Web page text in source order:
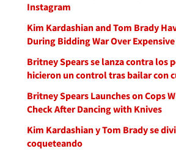
Instagram
Kim Kardashian and Tom Brady
During Bidding War Over
Britney Spears se lanza contra los
hicieron un control tras bailar con
Britney Spears Launches on Cops
Check After Dancing with Knives
Kim Kardashian y Tom Brady se
coqueteando